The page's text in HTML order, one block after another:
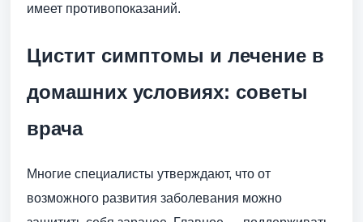
имеет противопоказаний.
Цистит симптомы и лечение в
домашних условиях: советы
врача
Многие специалисты утверждают, что от
возможного развития заболевания можно